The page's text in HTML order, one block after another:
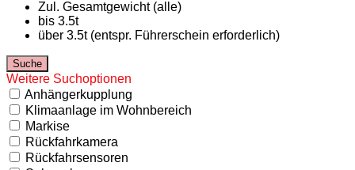
Zul. Gesamtgewicht (alle)
bis 3.5t
über 3.5t (entspr. Führerschein erforderlich)
Weitere Suchoptionen
Anhängerkupplung
Klimaanlage im Wohnbereich
Markise
Rückfahrkamera
Rückfahrsensoren